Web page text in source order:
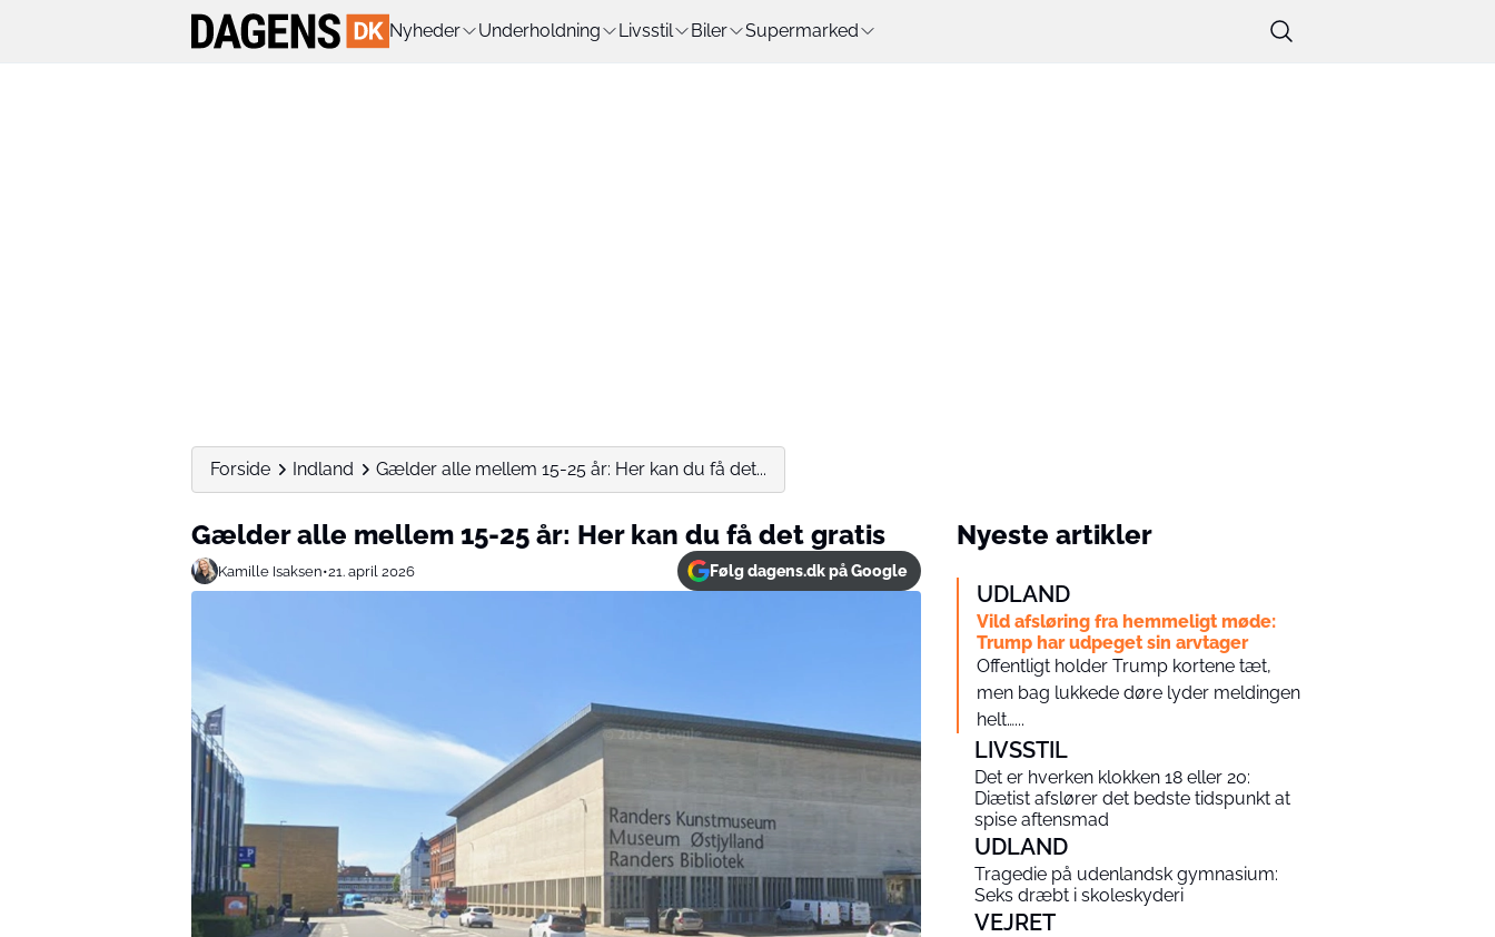
Nyheder Underholdning Livsstil Biler Supermarked
Forside Indland Gælder alle mellem 15-25 år: Her kan du få det...
Gælder alle mellem 15-25 år: Her kan du få det gratis
Kamille Isaksen•21. april 2026 Følg dagens.dk på Google
Nyeste artikler
UDLAND
Vild afsløring fra hemmeligt møde:
Trump har udpeget sin arvtager
Offentligt holder Trump kortene tæt,
men bag lukkede døre lyder meldingen
helt…...
LIVSSTIL
Det er hverken klokken 18 eller 20:
Diætist afslører det bedste tidspunkt at
spise aftensmad
UDLAND
Tragedie på udenlandsk gymnasium:
Seks dræbt i skoleskyderi
VEJRET